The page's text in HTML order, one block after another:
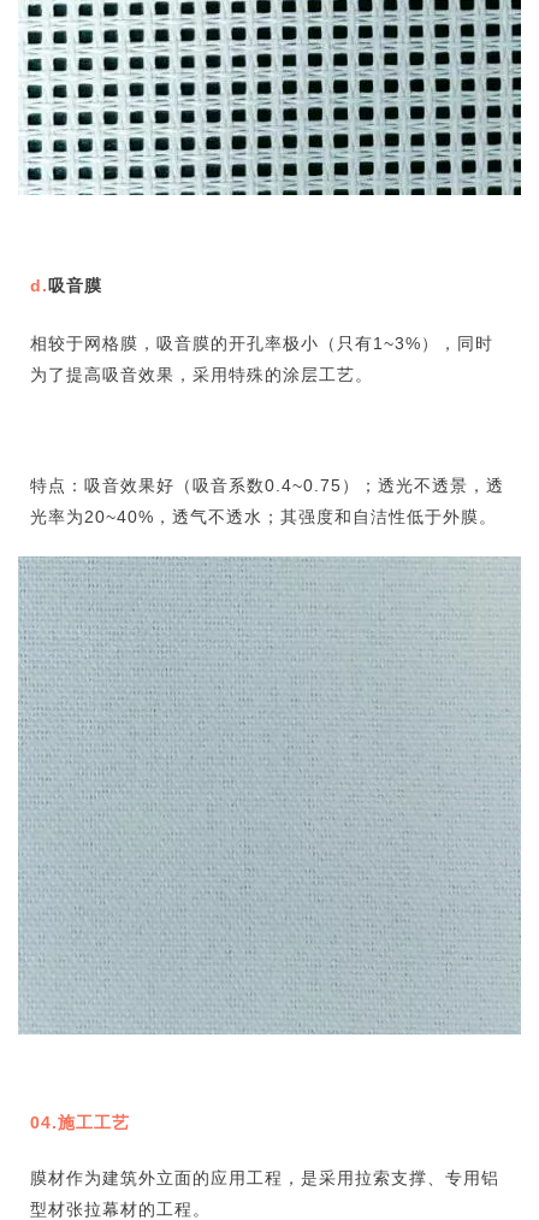
d.吸音膜
相较于网格膜，吸音膜的开孔率极小（只有1~3%），同时
为了提高吸音效果，采用特殊的涂层工艺。
特点：吸音效果好（吸音系数0.4~0.75）；透光不透景，透
光率为20~40%，透气不透水；其强度和自洁性低于外膜。
04.施工工艺
膜材作为建筑外立面的应用工程，是采用拉索支撑、专用铝
型材张拉幕材的工程。